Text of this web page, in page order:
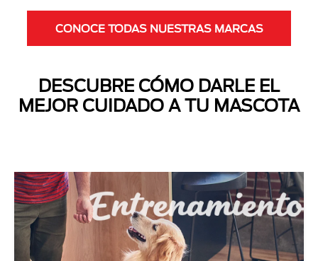
CONOCE TODAS NUESTRAS MARCAS
DESCUBRE CÓMO DARLE EL
MEJOR CUIDADO A TU MASCOTA